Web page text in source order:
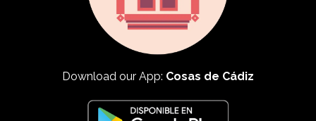
Download our App: Cosas de Cádiz